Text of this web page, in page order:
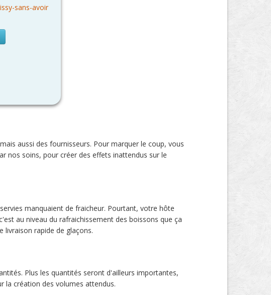
sans-avoir
aussi des fournisseurs. Pour marquer le coup, vous
nos soins, pour créer des effets inattendus sur le
manquaient de fraicheur. Pourtant, votre hôte
au niveau du rafraichissement des boissons que ça
livraison rapide de glaçons.
Plus les quantités seront d'ailleurs importantes,
la création des volumes attendus.